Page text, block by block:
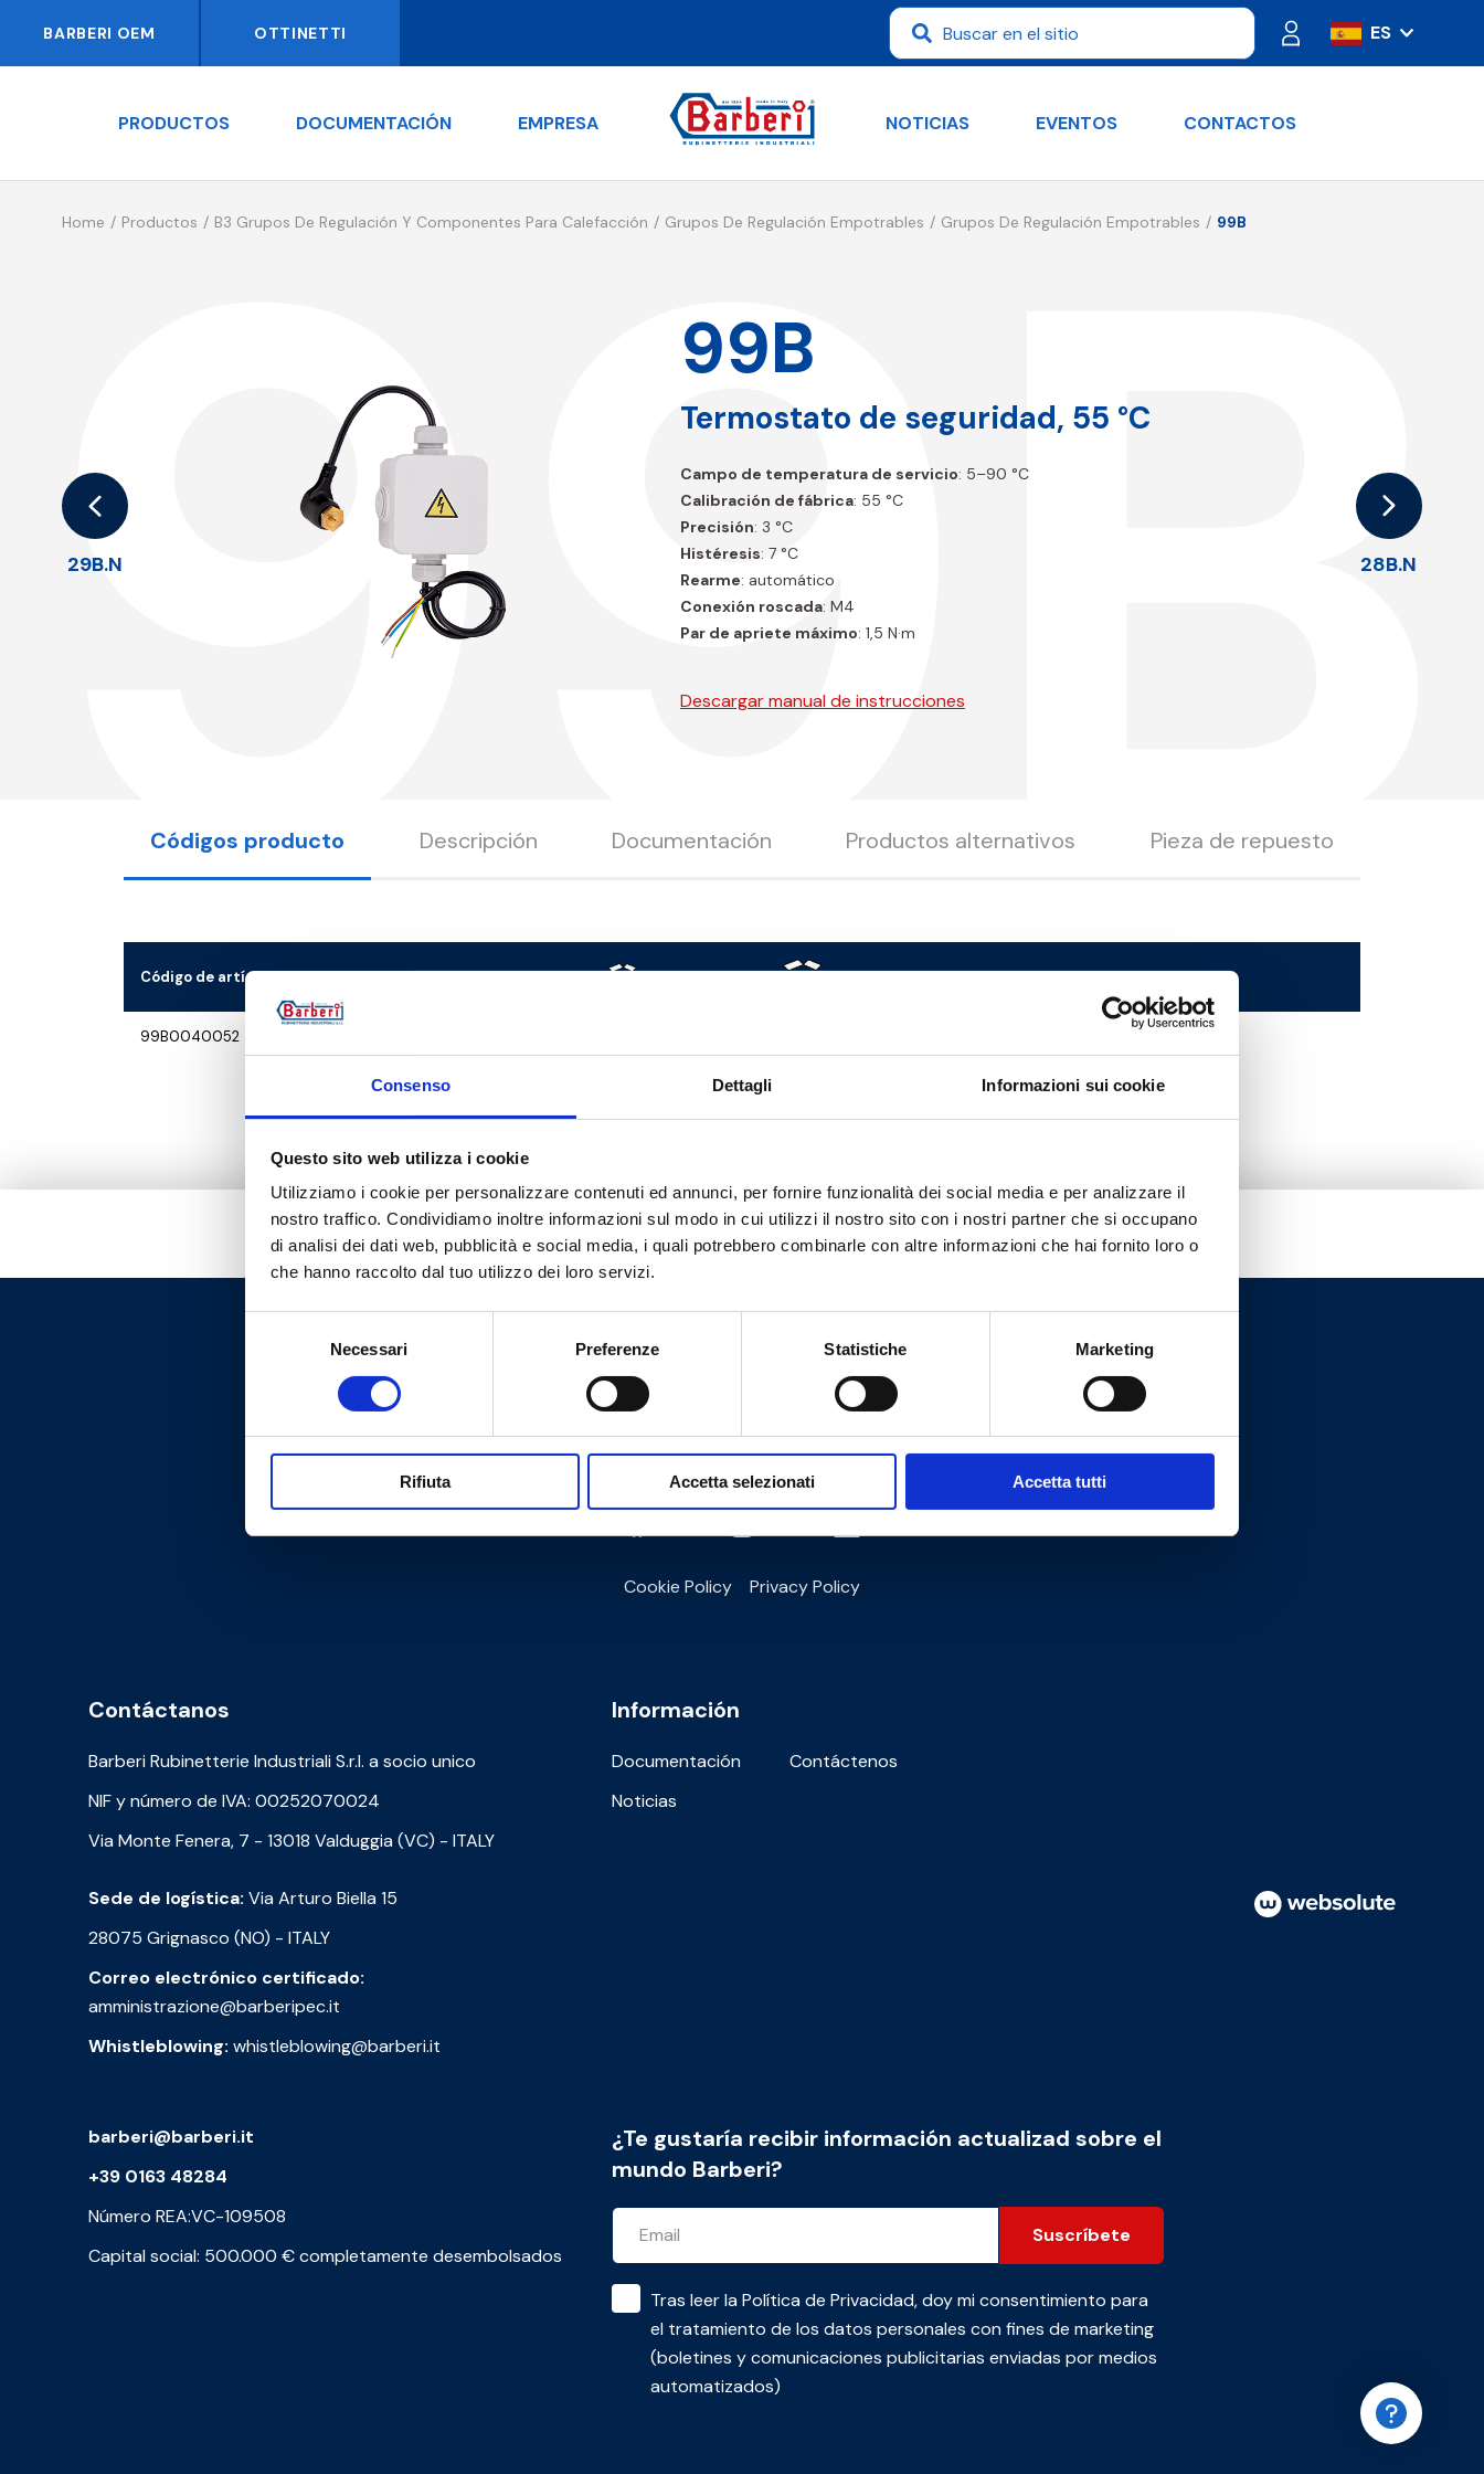
Consenso Dettagli Informazioni sui cookie
Questo sito web utilizza i cookie
Utilizziamo i cookie per personalizzare contenuti ed annunci, per fornire funzionalità dei social media e per analizzare il
nostro traffico. Condividiamo inoltre informazioni sul modo in cui utilizzi il nostro sito con i nostri partner che si occupano
di analisi dei dati web, pubblicità e social media, i quali potrebbero combinarle con altre informazioni che hai fornito loro o
che hanno raccolto dal tuo utilizzo dei loro servizi.
Necessari Preferenze Statistiche Marketing
Rifiuta Accetta selezionati Accetta tutti
BARBERI OEM OTTINETTI
ES
IT
DE
PRODUCTOS DOCUMENTACIÓN EMPRESA NOTICIAS EVENTOS CONTACTOS
Home Productos B3 Grupos De Regulación Y Componentes Para Calefacción Grupos De Regulación Empotrables Grupos De Regulación Empotrables 99B
99B
29B.N 28B.N
99B
Termostato de seguridad, 55 °C
Campo de temperatura de servicio: 5–90 °C
Calibración de fábrica: 55 °C
Precisión: 3 °C
Histéresis: 7 °C
Rearme: automático
Conexión roscada: M4
Par de apriete máximo: 1,5 N·m
Descargar manual de instrucciones
Códigos producto Descripción Documentación Productos alternativos Pieza de repuesto
Código de artículo Descargar el archivo 3D
99B0040052
¿Necesitas ayuda?
Cookie Policy Privacy Policy
Contáctanos
Barberi Rubinetterie Industriali S.r.l. a socio unico
NIF y número de IVA: 00252070024
Via Monte Fenera, 7 - 13018 Valduggia (VC) - ITALY
Sede de logística: Via Arturo Biella 15
28075 Grignasco (NO) - ITALY
Correo electrónico certificado:
amministrazione@barberipec.it
Whistleblowing: whistleblowing@barberi.it
Información
Documentación
Contáctenos
Noticias
barberi@barberi.it
+39 0163 48284
Número REA:VC-109508
Capital social: 500.000 € completamente desembolsados
¿Te gustaría recibir información actualizad sobre el
mundo Barberi?
Suscríbete
Tras leer laPolítica de Privacidad, doy mi consentimiento para
el tratamiento de los datos personales con fines de marketing
(boletines y comunicaciones publicitarias enviadas por medios
automatizados)